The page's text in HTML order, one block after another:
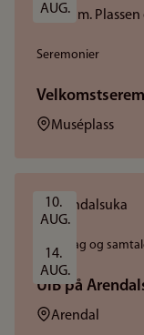
AUG.
Seremonier
Sted:Muséplass
10.
AUG.
14.
AUG.
Foredrag og
UiB på
Sted:Arendal